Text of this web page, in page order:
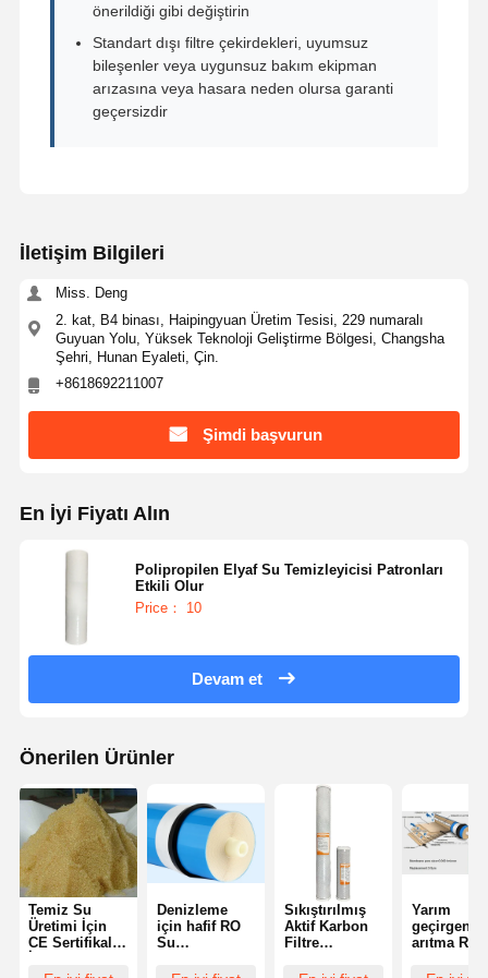
önerildiği gibi değiştirin
Standart dışı filtre çekirdekleri, uyumsuz
bileşenler veya uygunsuz bakım ekipman
arızasına veya hasara neden olursa garanti
geçersizdir
İletişim Bilgileri
Miss. Deng
2. kat, B4 binası, Haipingyuan Üretim Tesisi, 229 numaralı
Guyuan Yolu, Yüksek Teknoloji Geliştirme Bölgesi, Changsha
Şehri, Hunan Eyaleti, Çin.
+8618692211007
Şimdi başvurun
En İyi Fiyatı Alın
Polipropilen Elyaf Su Temizleyicisi Patronları
Etkili Olur
Price： 10
Devam et
Önerilen Ürünler
Temiz Su
Üretimi İçin
CE Sertifikalı
Denizleme
için hafif RO
Su
Sıkıştırılmış
Aktif Karbon
Filtre
Yarım
geçirgen
arıtma Ro